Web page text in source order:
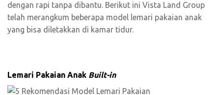
dengan rapi tanpa dibantu. Berikut ini Vista Land Group
telah merangkum beberapa model lemari pakaian anak
yang bisa diletakkan di kamar tidur.
Lemari Pakaian Anak Built-in